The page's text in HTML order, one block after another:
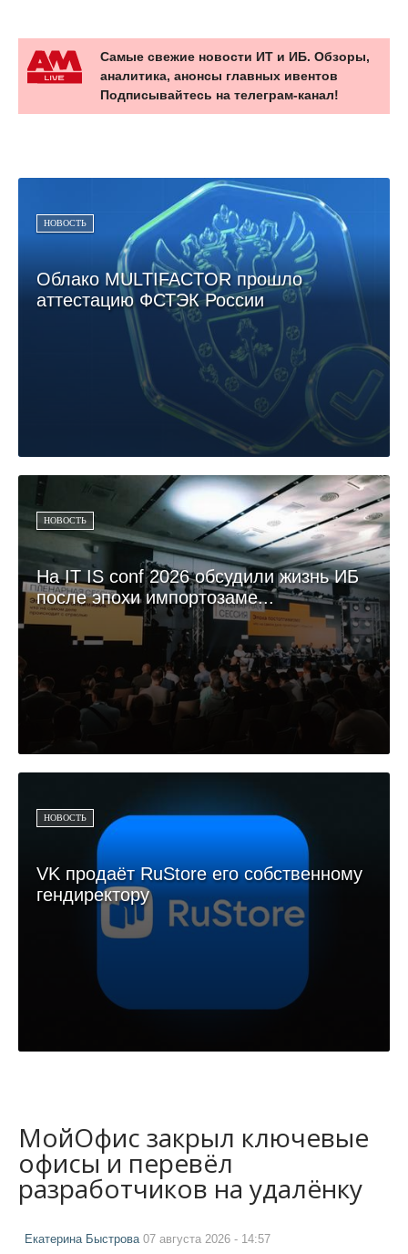
Самые свежие новости ИТ и ИБ. Обзоры,
аналитика, анонсы главных ивентов
Подписывайтесь на телеграм-канал!
НОВОСТЬ
Облако MULTIFACTOR прошло
аттестацию ФСТЭК России
НОВОСТЬ
На IT IS conf 2026 обсудили жизнь ИБ
после эпохи импортозаме...
НОВОСТЬ
VK продаёт RuStore его собственному
гендиректору
МойОфис закрыл ключевые
офисы и перевёл
разработчиков на удалёнку
Екатерина Быстрова 07 августа 2026 - 14:57